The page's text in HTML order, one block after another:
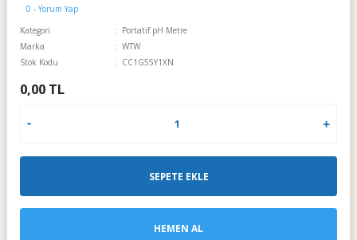
0 - Yorum Yap
Kategori
Portatif pH Metre
Marka
WTW
Stok Kodu
CC1G55Y1XN
0,00 TL
SEPETE EKLE
HEMEN AL